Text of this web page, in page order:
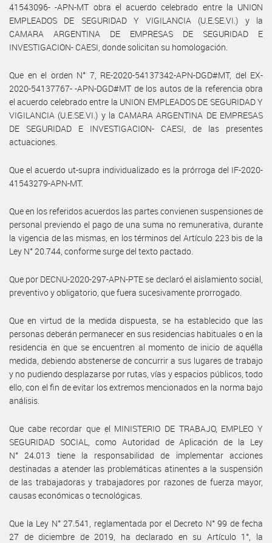
41543096- -APN-MT obra el acuerdo celebrado entre la UNION
EMPLEADOS DE SEGURIDAD Y VIGILANCIA (U.E.SE.VI.) y la
CAMARA ARGENTINA DE EMPRESAS DE SEGURIDAD E
INVESTIGACION- CAESI, donde solicitan su homologación.
Que en el orden N° 7, RE-2020-54137342-APN-DGD#MT, del EX-
2020-54137767- -APN-DGD#MT de los autos de la referencia obra
el acuerdo celebrado entre la UNION EMPLEADOS DE SEGURIDAD Y
VIGILANCIA (U.E.SE.VI.) y la CAMARA ARGENTINA DE EMPRESAS
DE SEGURIDAD E INVESTIGACION- CAESI, de las presentes
actuaciones.
Que el acuerdo ut-supra individualizado es la prórroga del IF-2020-
41543279-APN-MT.
Que en los referidos acuerdos las partes convienen suspensiones de
personal previendo el pago de una suma no remunerativa, durante
la vigencia de las mismas, en los términos del Artículo 223 bis de la
Ley N° 20.744, conforme surge del texto pactado.
Que por DECNU-2020-297-APN-PTE se declaró el aislamiento social,
preventivo y obligatorio, que fuera sucesivamente prorrogado.
Que en virtud de la medida dispuesta, se ha establecido que las
personas deberán permanecer en sus residencias habituales o en la
residencia en que se encuentren al momento de inicio de aquélla
medida, debiendo abstenerse de concurrir a sus lugares de trabajo
y no pudiendo desplazarse por rutas, vías y espacios públicos, todo
ello, con el fin de evitar los extremos mencionados en la norma bajo
análisis.
Que cabe recordar que el MINISTERIO DE TRABAJO, EMPLEO Y
SEGURIDAD SOCIAL, como Autoridad de Aplicación de la Ley
N° 24.013 tiene la responsabilidad de implementar acciones
destinadas a atender las problemáticas atinentes a la suspensión
de las trabajadoras y trabajadores por razones de fuerza mayor,
causas económicas o tecnológicas.
Que la Ley N° 27.541, reglamentada por el Decreto N° 99 de fecha
27 de diciembre de 2019, ha declarado en su Artículo 1°, la